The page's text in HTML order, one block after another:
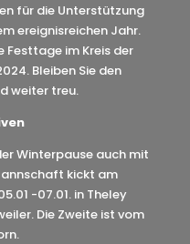
für die Unterstützung
ereignisreichen Jahr.
Festtage im Kreis der
Bleiben Sie den
weiter treu.
Winterpause auch mit
kickt am
-07.01. in Theley
Die Zweite ist vom